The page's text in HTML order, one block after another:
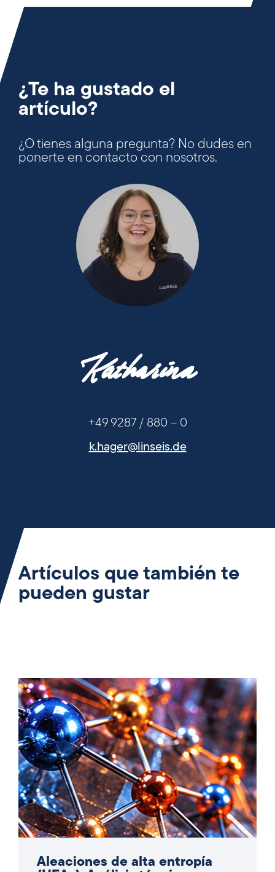
¿Te ha gustado el
artículo?
¿O tienes alguna pregunta? No dudes en
ponerte en contacto con nosotros.
Katharina
+49 9287 / 880 – 0
k.hager@linseis.de
Artículos que también te
pueden gustar
Aleaciones de alta entropía